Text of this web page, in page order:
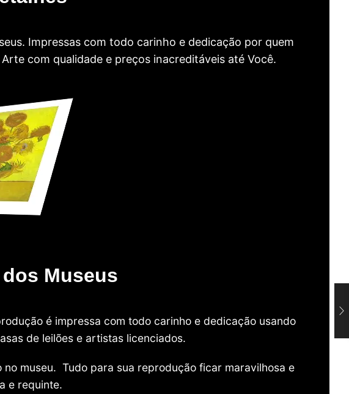
Impressas com todo carinho e dedicação por quem
com qualidade e preços inacreditáveis até Você.
Museus
é impressa com todo carinho e dedicação usando
de leilões e artistas licenciados.
museu. Tudo para sua reprodução ficar maravilhosa e
e requinte.